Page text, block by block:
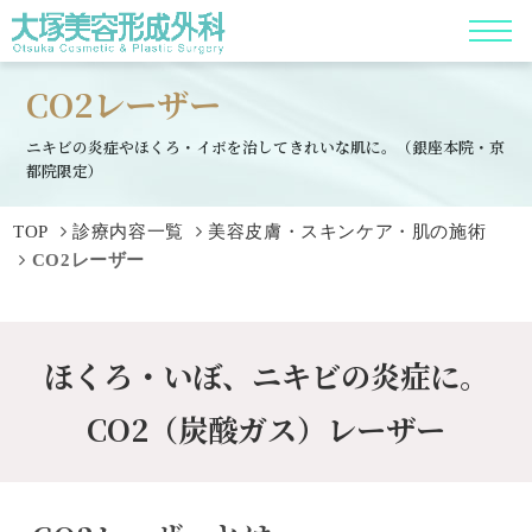
CO2レーザー
ニキビの炎症やほくろ・イボを治してきれいな肌に。（銀座本院・京
都院限定）
TOP 診療内容一覧
美容皮膚・スキンケア・肌の施術
CO2レーザー
ほくろ・いぼ、ニキビの炎症に。
CO2（炭酸ガス）レーザー